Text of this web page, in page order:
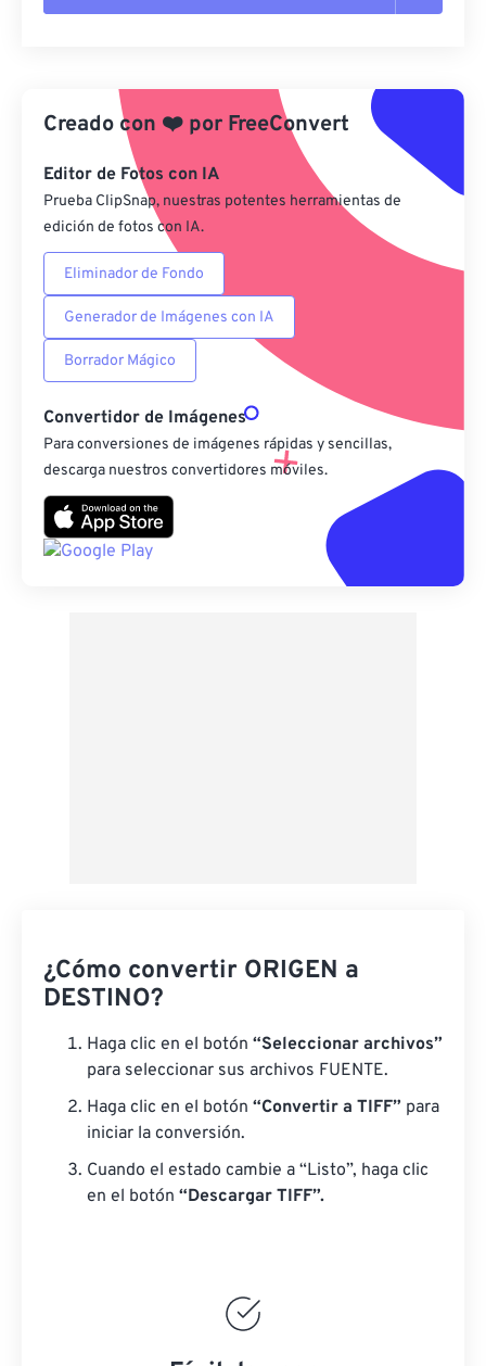
Aplicar desde el ajuste preestablecido
Guardar como preestablecido
Creado con ❤️ por FreeConvert
Editor de Fotos con IA
Prueba ClipSnap, nuestras potentes herramientas de
edición de fotos con IA.
Eliminador de Fondo
Generador de Imágenes con IA
Borrador Mágico
Convertidor de Imágenes
Para conversiones de imágenes rápidas y sencillas,
descarga nuestros convertidores móviles.
¿Cómo convertir ORIGEN a
DESTINO?
Haga clic en el botón “Seleccionar archivos”
para seleccionar sus archivos FUENTE.
Haga clic en el botón “Convertir a TIFF” para
iniciar la conversión.
Cuando el estado cambie a “Listo”, haga clic
en el botón “Descargar TIFF”.